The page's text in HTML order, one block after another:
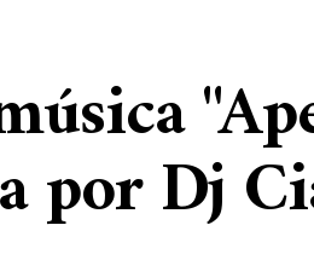
por Dj